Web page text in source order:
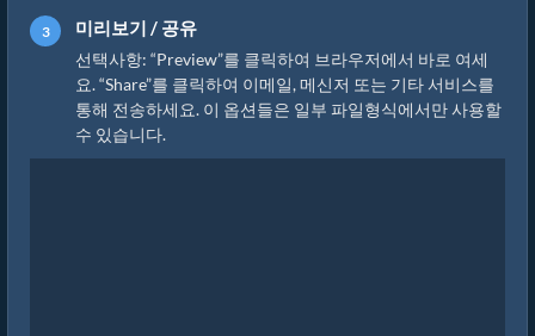
미리보기 / 공유
선택사항: “Preview”를 클릭하여 브라우저에서 바로 여세
요. “Share”를 클릭하여 이메일, 메신저 또는 기타 서비스를
통해 전송하세요. 이 옵션들은 일부 파일형식에서만 사용할
수 있습니다.